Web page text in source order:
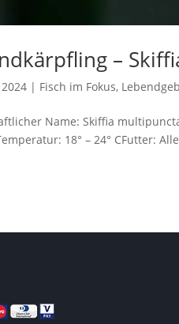
–
| Fisch im Fokus,
Name: Skiffia
18° – 24° CFutter: